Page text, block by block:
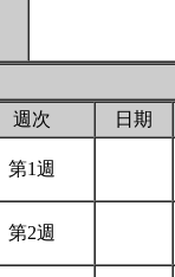
週次 日期
第1週
第2週